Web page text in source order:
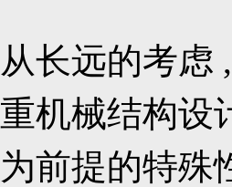
从长远的考虑
重机械结构设
为前提的特殊